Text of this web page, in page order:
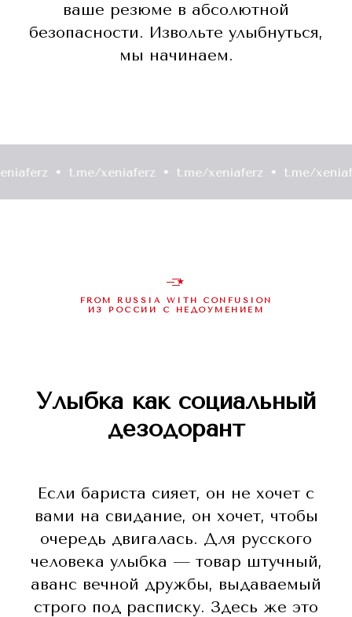
ваше резюме в абсолютной
безопасности. Извольте улыбнуться,
мы начинаем.
t.me/xeniaferz t.me/xeniaferz t.me/xeniaferz
—͟͟͞͞★
FROM RUSSIA WITH CONFUSION
ИЗ РОССИИ С НЕДОУМЕНИЕМ
Улыбка как социальный
дезодорант
Если бариста сияет, он не хочет с
вами на свидание, он хочет, чтобы
очередь двигалась. Для русского
человека улыбка — товар штучный,
аванс вечной дружбы, выдаваемый
строго под расписку. Здесь же это